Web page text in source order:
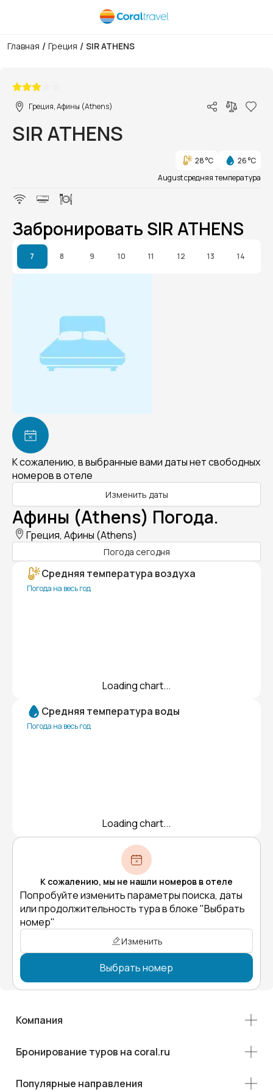
Главная / Греция / SIR ATHENS
Греция, Афины (Athens)
SIR ATHENS
28 °C
26 °C
August средняя температура
Забронировать SIR ATHENS
7 8 9 10 11 12 13 14
К сожалению, в выбранные вами даты нет свободных
номеров в отеле
Изменить даты
Афины (Athens) Погода.
Греция, Афины (Athens)
Погода сегодня
Средняя температура воздуха
Погода на весь год
Loading chart...
Средняя температура воды
Погода на весь год
Loading chart...
К сожалению, мы не нашли номеров в отеле
Попробуйте изменить параметры поиска, даты
или продолжительность тура в блоке "Выбрать
номер"
Изменить
Выбрать номер
Компания
Бронирование туров на coral.ru
Популярные направления